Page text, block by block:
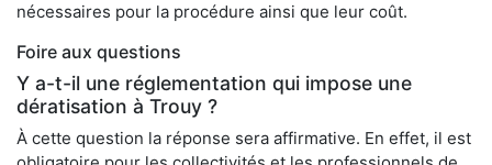
nécessaires pour la procédure ainsi que leur coût.
Foire aux questions
Y a-t-il une réglementation qui impose une
dératisation à Trouy ?
À cette question la réponse sera affirmative. En effet, il est